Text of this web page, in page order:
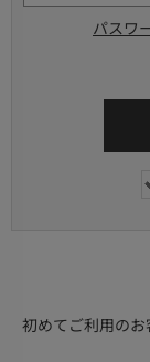
パスワ
初めてご利用の